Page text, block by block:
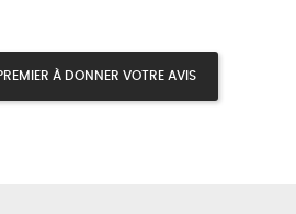
À DONNER VOTRE AVIS